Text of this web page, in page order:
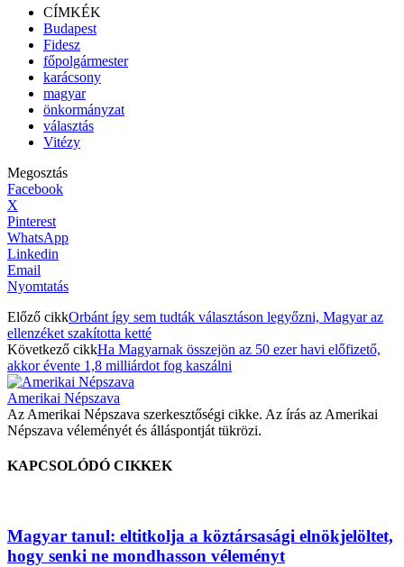
CÍMKÉK
Budapest
Fidesz
főpolgármester
karácsony
magyar
önkormányzat
választás
Vitézy
Megosztás
Facebook
X
Pinterest
WhatsApp
Linkedin
Email
Nyomtatás
Előző cikkOrbánt így sem tudták választáson legyőzni, Magyar az
ellenzéket szakította ketté
Következő cikkHa Magyarnak összejön az 50 ezer havi előfizető,
akkor évente 1,8 milliárdot fog kaszálni
Amerikai Népszava
Az Amerikai Népszava szerkesztőségi cikke. Az írás az Amerikai
Népszava véleményét és álláspontját tükrözi.
KAPCSOLÓDÓ CIKKEK
Magyar tanul: eltitkolja a köztársasági elnökjelöltet,
hogy senki ne mondhasson véleményt